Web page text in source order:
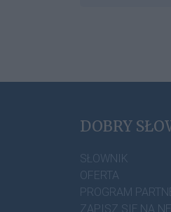
DOBRY
SŁOWNIK
OFERTA
PROGRAM
ZAPISZ SIĘ NA